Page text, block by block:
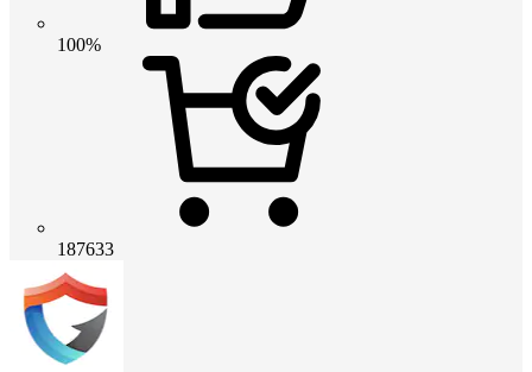
100%
187633